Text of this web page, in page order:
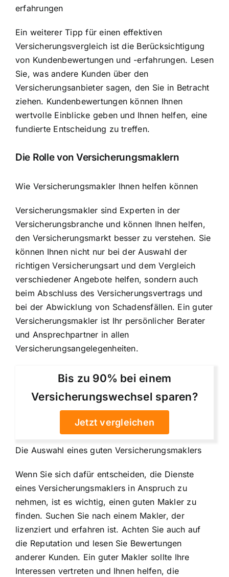
erfahrungen
Ein weiterer Tipp für einen effektiven
Versicherungsvergleich ist die Berücksichtigung
von Kundenbewertungen und -erfahrungen. Lesen
Sie, was andere Kunden über den
Versicherungsanbieter sagen, den Sie in Betracht
ziehen. Kundenbewertungen können Ihnen
wertvolle Einblicke geben und Ihnen helfen, eine
fundierte Entscheidung zu treffen.
Die Rolle von Versicherungsmaklern
Wie Versicherungsmakler Ihnen helfen können
Versicherungsmakler sind Experten in der
Versicherungsbranche und können Ihnen helfen,
den Versicherungsmarkt besser zu verstehen. Sie
können Ihnen nicht nur bei der Auswahl der
richtigen Versicherungsart und dem Vergleich
verschiedener Angebote helfen, sondern auch
beim Abschluss des Versicherungsvertrags und
bei der Abwicklung von Schadensfällen. Ein guter
Versicherungsmakler ist Ihr persönlicher Berater
und Ansprechpartner in allen
Versicherungsangelegenheiten.
Bis zu 90% bei einem
Versicherungswechsel sparen?
Jetzt vergleichen
Die Auswahl eines guten Versicherungsmaklers
Wenn Sie sich dafür entscheiden, die Dienste
eines Versicherungsmaklers in Anspruch zu
nehmen, ist es wichtig, einen guten Makler zu
finden. Suchen Sie nach einem Makler, der
lizenziert und erfahren ist. Achten Sie auch auf
die Reputation und lesen Sie Bewertungen
anderer Kunden. Ein guter Makler sollte Ihre
Interessen vertreten und Ihnen helfen, die